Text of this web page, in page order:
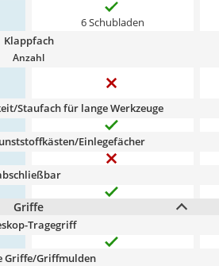
6 Schubladen
Klappfach
Anzahl
Staufach für lange Werkzeuge
Einlegefächer
Griffe
Tragegriff
Griffe/Griffmulden